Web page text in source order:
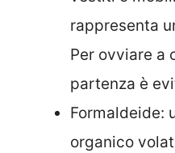
rappresenta
Per ovviare a
partenza è
Formaldeide:
organico